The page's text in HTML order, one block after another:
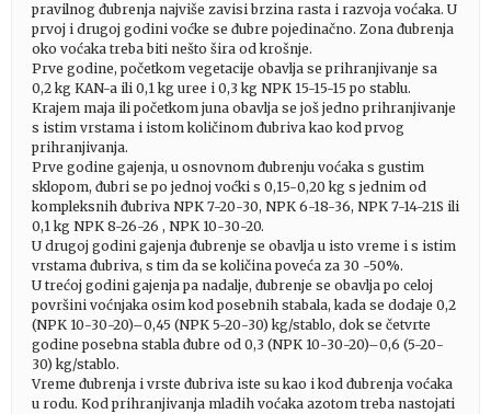
pravilnog đubrenja najviše zavisi brzina rasta i razvoja voćaka. U
prvoj i drugoj godini voćke se đubre pojedinačno. Zona đubrenja
oko voćaka treba biti nešto šira od krošnje.
Prve godine, početkom vegetacije obavlja se prihranjivanje sa
0,2 kg KAN-a ili 0,1 kg uree i 0,3 kg NPK 15-15-15 po stablu.
Krajem maja ili početkom juna obavlja se još jedno prihranjivanje
s istim vrstama i istom količinom đubriva kao kod prvog
prihranjivanja.
Prve godine gajenja, u osnovnom đubrenju voćaka s gustim
sklopom, đubri se po jednoj voćki s 0,15-0,20 kg s jednim od
kompleksnih đubriva NPK 7-20-30, NPK 6-18-36, NPK 7-14-21S ili
0,1 kg NPK 8-26-26 , NPK 10-30-20.
U drugoj godini gajenja đubrenje se obavlja u isto vreme i s istim
vrstama đubriva, s tim da se količina poveća za 30 -50%.
U trećoj godini gajenja pa nadalje, đubrenje se obavlja po celoj
površini voćnjaka osim kod posebnih stabala, kada se dodaje 0,2
(NPK 10-30-20)–0,45 (NPK 5-20-30) kg/stablo, dok se četvrte
godine posebna stabla đubre od 0,3 (NPK 10-30-20)–0,6 (5-20-
30) kg/stablo.
Vreme đubrenja i vrste đubriva iste su kao i kod đubrenja voćaka
u rodu. Kod prihranjivanja mladih voćaka azotom treba nastojati